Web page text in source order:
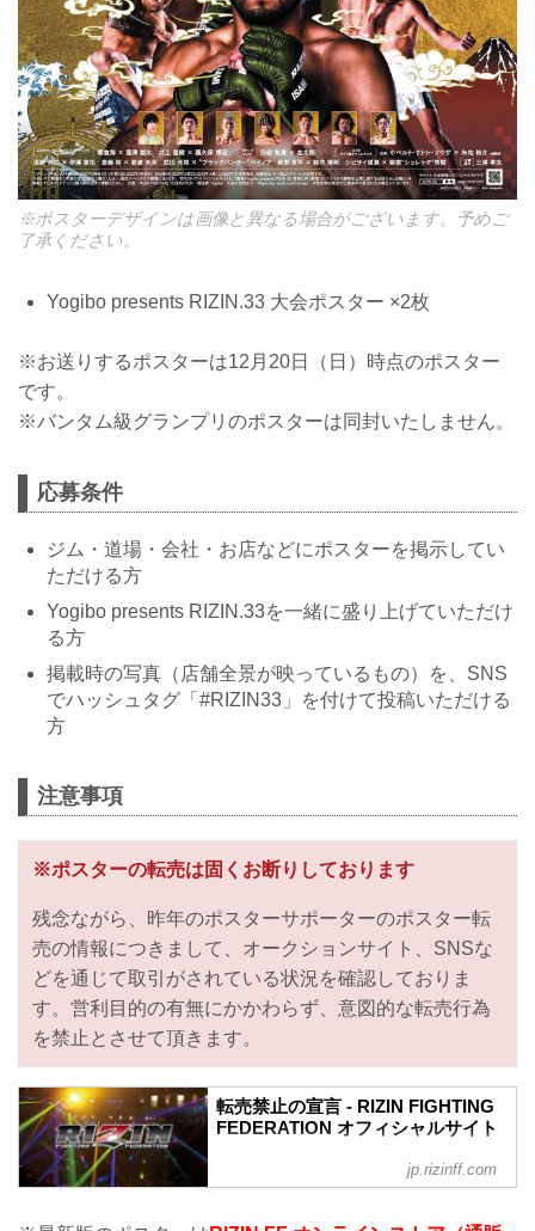
※ポスターデザインは画像と異なる場合がございます。予めご
了承ください。
Yogibo presents RIZIN.33 大会ポスター ×2枚
※お送りするポスターは12月20日（日）時点のポスター
です。
※バンタム級グランプリのポスターは同封いたしません。
応募条件
ジム・道場・会社・お店などにポスターを掲示してい
ただける方
Yogibo presents RIZIN.33を一緒に盛り上げていただけ
る方
掲載時の写真（店舗全景が映っているもの）を、SNS
でハッシュタグ「#RIZIN33」を付けて投稿いただける
方
注意事項
※ポスターの転売は固くお断りしております
残念ながら、昨年のポスターサポーターのポスター転
売の情報につきまして、オークションサイト、SNSな
どを通じて取引がされている状況を確認しておりま
す。営利目的の有無にかかわらず、意図的な転売行為
を禁止とさせて頂きます。
転売禁止の宣言 - RIZIN FIGHTING
FEDERATION オフィシャルサイト
jp.rizinff.com